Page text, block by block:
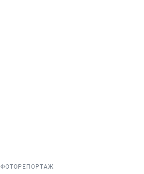
ФОТОРЕПОРТАЖ